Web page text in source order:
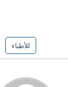
للأطباء